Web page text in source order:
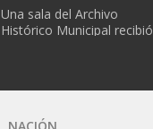
Una sala del Archivo
Histórico Municipal recibió